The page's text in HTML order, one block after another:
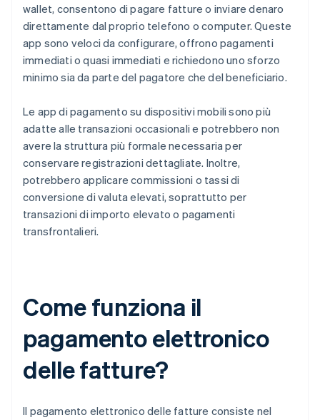
wallet, consentono di pagare fatture o inviare denaro
direttamente dal proprio telefono o computer. Queste
app sono veloci da configurare, offrono pagamenti
immediati o quasi immediati e richiedono uno sforzo
minimo sia da parte del pagatore che del beneficiario.
Le app di pagamento su dispositivi mobili sono più
adatte alle transazioni occasionali e potrebbero non
avere la struttura più formale necessaria per
conservare registrazioni dettagliate. Inoltre,
potrebbero applicare commissioni o tassi di
conversione di valuta elevati, soprattutto per
transazioni di importo elevato o pagamenti
transfrontalieri.
Come funziona il
pagamento elettronico
delle fatture?
Il pagamento elettronico delle fatture consiste nel